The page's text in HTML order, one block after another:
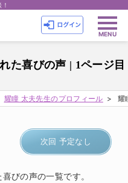
た喜びの声 | 1ページ目
耀瞳 太夫先生のプロフィール 耀
次回 予定なし
びの声の一覧です。